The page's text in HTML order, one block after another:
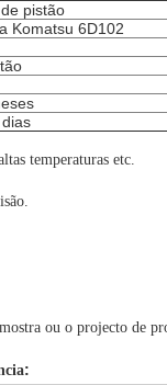
pistão
Komatsu 6D102
temperaturas etc.
ou o projecto de
: